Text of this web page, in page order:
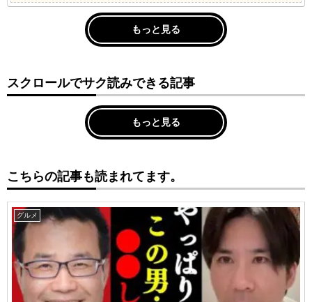
もっと見る
スクロールでサク読みできる記事
もっと見る
こちらの記事も読まれてます。
グルメ